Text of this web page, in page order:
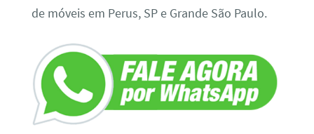
de móveis em Perus, SP e Grande São Paulo.